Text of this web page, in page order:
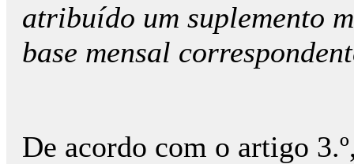
atribuído um suplemento
base mensal
De acordo com o artigo